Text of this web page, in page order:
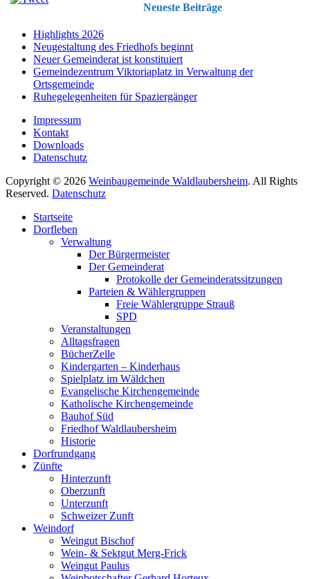
Neueste Beiträge
Highlights 2026
Neugestaltung des Friedhofs beginnt
Neuer Gemeinderat ist konstituiert
Gemeindezentrum Viktoriaplatz in Verwaltung der
Ortsgemeinde
Ruhegelegenheiten für Spaziergänger
Impressum
Kontakt
Downloads
Datenschutz
Copyright © 2026 Weinbaugemeinde Waldlaubersheim. All Rights
Reserved. Datenschutz
oben
scrollen
Startseite
Dorfleben
Verwaltung
Der Bürgermeister
Der Gemeinderat
Protokolle der Gemeinderatssitzungen
Parteien & Wählergruppen
Freie Wählergruppe Strauß
SPD
Veranstaltungen
Alltagsfragen
BücherZelle
Kindergarten – Kinderhaus
Spielplatz im Wäldchen
Evangelische Kirchengemeinde
Katholische Kirchengemeinde
Bauhof Süd
Friedhof Waldlaubersheim
Historie
Dorfrundgang
Zünfte
Hinterzunft
Oberzunft
Unterzunft
Schweizer Zunft
Weindorf
Weingut Bischof
Wein- & Sektgut Merg-Frick
Weingut Paulus